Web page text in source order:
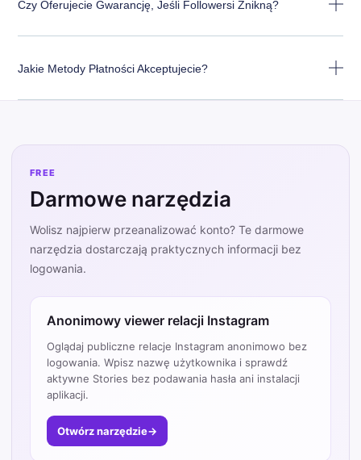
Czy Oferujecie Gwarancję, Jeśli Followersi Znikną?
Jakie Metody Płatności Akceptujecie?
FREE
Darmowe narzędzia
Wolisz najpierw przeanalizować konto? Te darmowe
narzędzia dostarczają praktycznych informacji bez
logowania.
Anonimowy viewer relacji Instagram
Oglądaj publiczne relacje Instagram anonimowo bez
logowania. Wpisz nazwę użytkownika i sprawdź
aktywne Stories bez podawania hasła ani instalacji
aplikacji.
Otwórz narzędzie→